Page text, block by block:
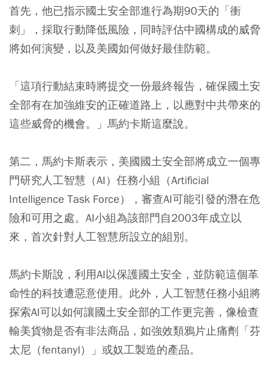
首先，他已指示國土安全部進行為期90天的「衝
刺」，採取行動降低風險，同時評估中國構成的威脅
將如何演變，以及美國如何做好最佳防範。
「這項行動結束時將提交一份最終報告，確保國土安
全部有在加強維安的正確道路上，以應對中共帶來的
這些威脅的機會。」馬約卡斯這麼說。
第二，馬約卡斯表示，美國國土安全部將成立一個專
門研究人工智慧（AI）任務小組（Artificial
Intelligence Task Force），審查AI可能引發的潛在危
險和可用之處。AI小組為該部門自2003年成立以
來，首次針對人工智慧所設立的組別。
馬約卡斯說，利用AI以保護國土安全，並防範這個革
命性的科技遭惡意使用。此外，人工智慧任務小組將
探索AI可以如何讓國土安全部的工作更完善，像檢查
輸美貨物是否有非法商品，如強效類鴉片止痛劑「芬
太尼（fentanyl）」或奴工製造的產品。